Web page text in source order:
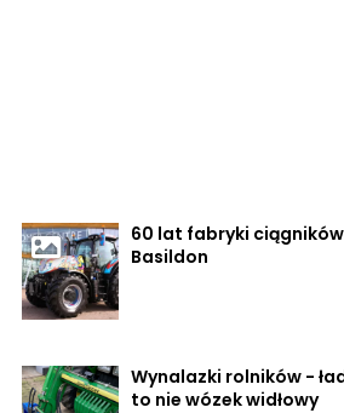
60 lat fabryki
Basildon
Wynalazki rolników -
to nie wózek widłowy